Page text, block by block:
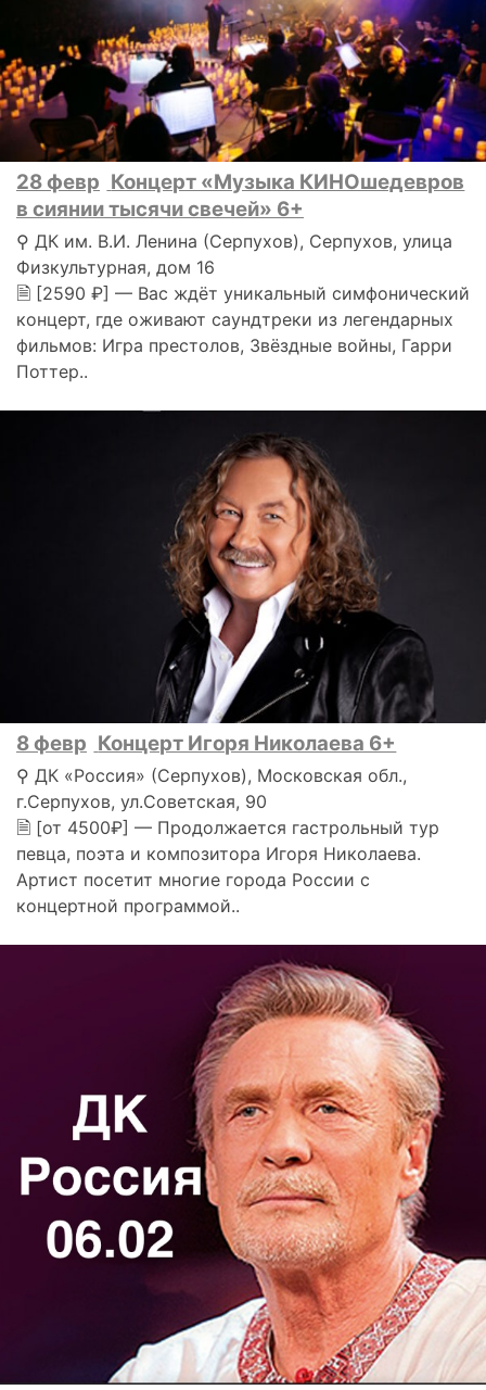
28 февр Концерт «Музыка КИНОшедевров
в сиянии тысячи свечей» 6+
⚲ ДК им. В.И. Ленина (Серпухов), Серпухов, улица
Физкультурная, дом 16
🗎 [2590 ₽] — Вас ждёт уникальный симфонический
концерт, где оживают саундтреки из легендарных
фильмов: Игра престолов, Звёздные войны, Гарри
Поттер..
8 февр Концерт Игоря Николаева 6+
⚲ ДК «Россия» (Серпухов), Московская обл.,
г.Серпухов, ул.Советская, 90
🗎 [от 4500₽] — Продолжается гастрольный тур
певца, поэта и композитора Игоря Николаева.
Артист посетит многие города России с
концертной программой..